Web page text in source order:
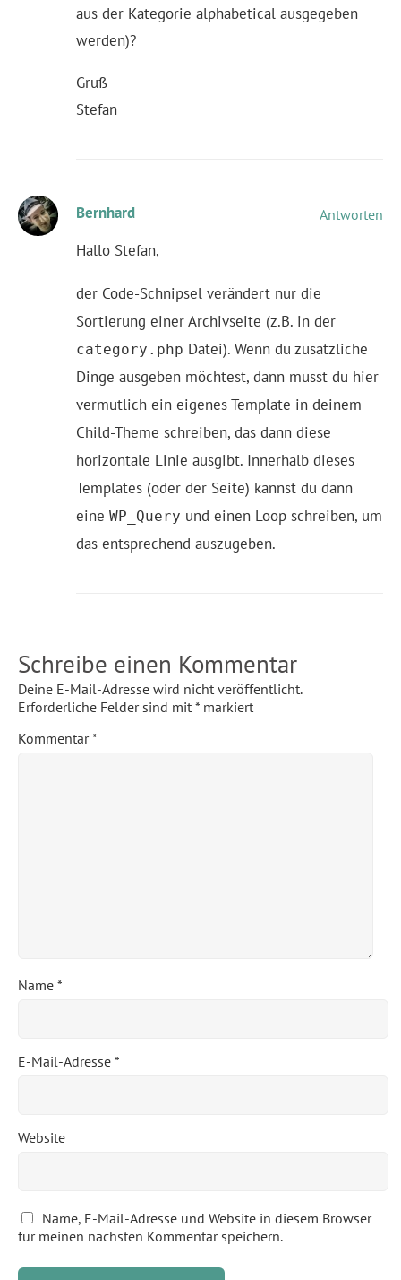
aus der Kategorie alphabetical ausgegeben
werden)?
Gruß
Stefan
Bernhard Antworten
Hallo Stefan,
der Code-Schnipsel verändert nur die
Sortierung einer Archivseite (z.B. in der
category.php Datei). Wenn du zusätzliche
Dinge ausgeben möchtest, dann musst du hier
vermutlich ein eigenes Template in deinem
Child-Theme schreiben, das dann diese
horizontale Linie ausgibt. Innerhalb dieses
Templates (oder der Seite) kannst du dann
eine WP_Query und einen Loop schreiben, um
das entsprechend auszugeben.
Schreibe einen Kommentar
Deine E-Mail-Adresse wird nicht veröffentlicht.
Erforderliche Felder sind mit * markiert
Kommentar*
Name *
E-Mail-Adresse *
Website
Name, E-Mail-Adresse und Website in diesem Browser
für meinen nächsten Kommentar speichern.